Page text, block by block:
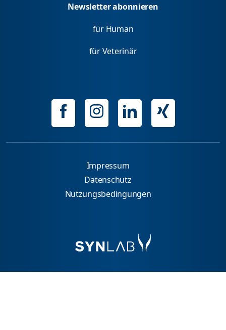
Newsletter abonnieren
für Human
für Veterinär
Impressum
Datenschutz
Nutzungsbedingungen